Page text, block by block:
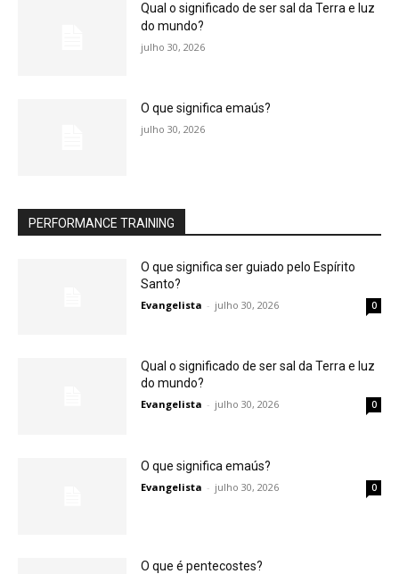
Qual o significado de ser sal da Terra e luz
do mundo?
julho 30, 2026
O que significa emaús?
julho 30, 2026
PERFORMANCE TRAINING
O que significa ser guiado pelo Espírito
Santo?
Evangelista - julho 30, 2026 0
Qual o significado de ser sal da Terra e luz
do mundo?
Evangelista - julho 30, 2026 0
O que significa emaús?
Evangelista - julho 30, 2026 0
O que é pentecostes?